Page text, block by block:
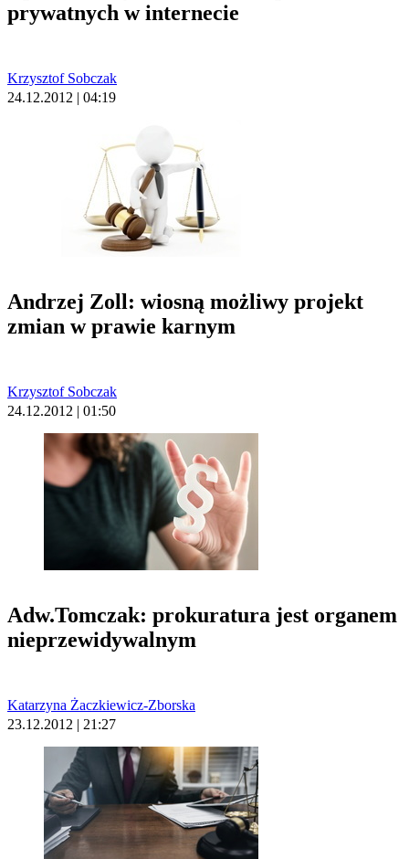
prywatnych w internecie
Krzysztof Sobczak
24.12.2012 | 04:19
Andrzej Zoll: wiosną możliwy projekt
zmian w prawie karnym
Krzysztof Sobczak
24.12.2012 | 01:50
Adw.Tomczak: prokuratura jest organem
nieprzewidywalnym
Katarzyna Żaczkiewicz-Zborska
23.12.2012 | 21:27